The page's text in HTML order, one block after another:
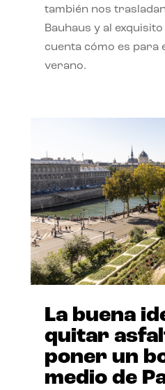
también nos
Bauhaus y al
cuenta cómo es para
verano.
La buena
quitar
poner un
medio de